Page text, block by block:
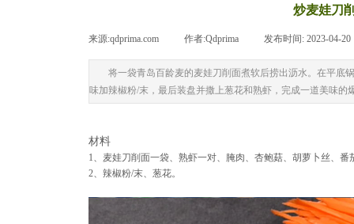
炒麦娃刀
来源:qdprima.com 作者:Qdprima 发布时间: 2023-04-20
将一袋青岛百龄麦的麦娃刀削面煮软后捞出沥水。在平底
味加辣椒粉/末，最后装盘并撒上葱花和熟虾，完成一道美味的
材料
1、麦娃刀削面一袋、熟虾一对、腌肉、杏鲍菇、胡萝卜丝、番
2、辣椒粉/末、葱花。